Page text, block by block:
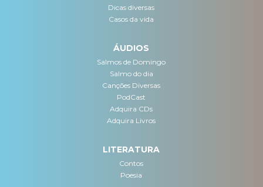
Dicas diversas
Casos da vida
ÁUDIOS
Salmos de Domingo
Salmo do dia
Canções Diversas
PodCast
Adquira CDs
Adquira Livros
LITERATURA
Contos
Poesia